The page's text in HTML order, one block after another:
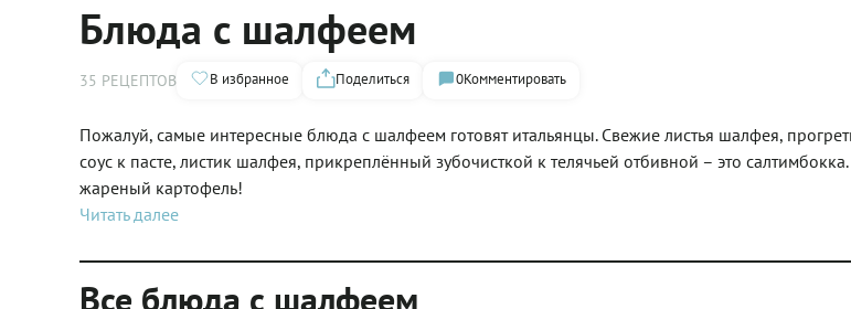
Блюда с шалфеем
35 РЕЦЕПТОВ В избранное Поделиться 0Комментировать
Пожалуй, самые интересные блюда с шалфеем готовят итальянцы. Свежие листья шалфея,
соус к пасте, листик шалфея, прикреплённый зубочисткой к телячьей отбивной – это
жареный картофель!
Читать далее
Все блюда с шалфеем